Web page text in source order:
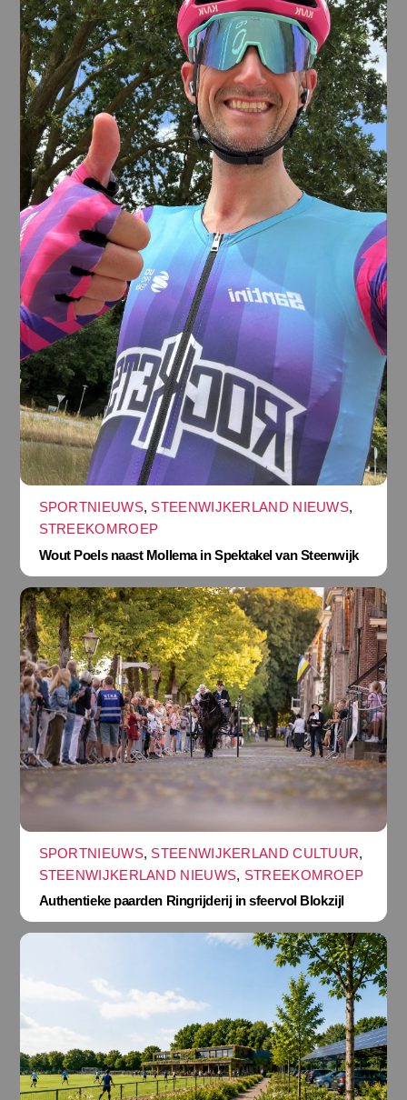
SPORTNIEUWS, STEENWIJKERLAND NIEUWS,
STREEKOMROEP
Wout Poels naast Mollema in Spektakel van Steenwijk
SPORTNIEUWS, STEENWIJKERLAND CULTUUR,
STEENWIJKERLAND NIEUWS, STREEKOMROEP
Authentieke paarden Ringrijderij in sfeervol Blokzijl